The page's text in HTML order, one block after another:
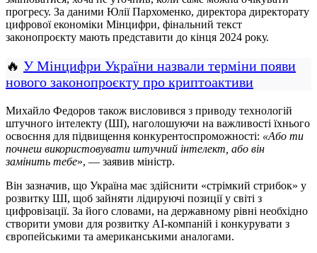
прогресу. За даними Юлії Пархоменко, директора директорату
цифрової економіки Мінцифри, фінальний текст
законопроєкту мають представити до кінця 2024 року.
🔥 У Мінцифри України назвали терміни появи
нового законопроєкту про криптоактиви
Михайло Федоров також висловився з приводу технологій
штучного інтелекту (ШІ), наголошуючи на важливості їхнього
освоєння для підвищення конкурентоспроможності: «Або ти
почнеш використовувати штучний інтелект, або він
замінить тебе», — заявив міністр.
Він зазначив, що Україна має здійснити «стрімкий стрибок» у
розвитку ШІ, щоб зайняти лідируючі позиції у світі з
цифровізації. За його словами, на державному рівні необхідно
створити умови для розвитку АІ-компаній і конкурувати з
європейськими та американськими аналогами.